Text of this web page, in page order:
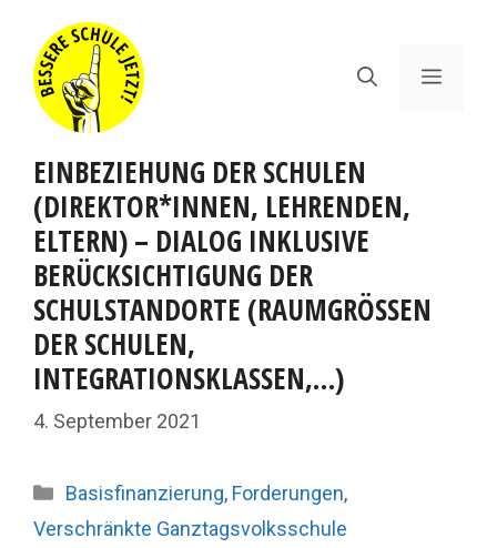
Inhalt
springen
Menü
EINBEZIEHUNG DER SCHULEN
(DIREKTOR*INNEN, LEHRENDEN,
ELTERN) – DIALOG INKLUSIVE
BERÜCKSICHTIGUNG DER
SCHULSTANDORTE (RAUMGRÖSSEN D
ER SCHULEN, I
NTEGRATIONSKLASSEN,…)
4. September 2021
Kategorien
Basisfinanzierung, Forderungen,
Verschränkte Ganztagsvolksschule